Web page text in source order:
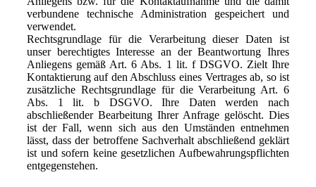
verbundene technische Administration gespeichert und
verwendet.
Rechtsgrundlage für die Verarbeitung dieser Daten ist
unser berechtigtes Interesse an der Beantwortung Ihres
Anliegens gemäß Art. 6 Abs. 1 lit. f DSGVO. Zielt Ihre
Kontaktierung auf den Abschluss eines Vertrages ab, so ist
zusätzliche Rechtsgrundlage für die Verarbeitung Art. 6
Abs. 1 lit. b DSGVO. Ihre Daten werden nach
abschließender Bearbeitung Ihrer Anfrage gelöscht. Dies
ist der Fall, wenn sich aus den Umständen entnehmen
lässt, dass der betroffene Sachverhalt abschließend geklärt
ist und sofern keine gesetzlichen Aufbewahrungspflichten
entgegenstehen.